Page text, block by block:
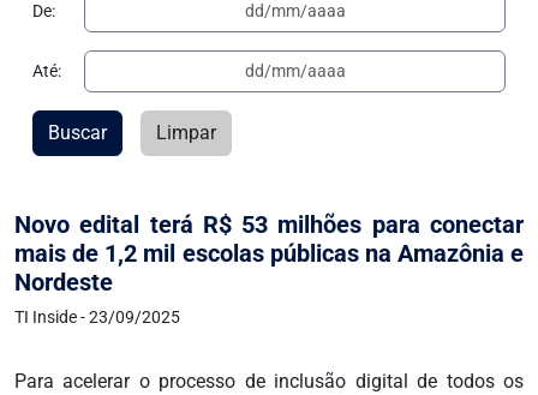
Novo edital terá R$ 53 milhões para conectar
mais de 1,2 mil escolas públicas na Amazônia e
Nordeste
TI Inside - 23/09/2025
Para acelerar o processo de inclusão digital de todos os
De:
Até:
Buscar Limpar